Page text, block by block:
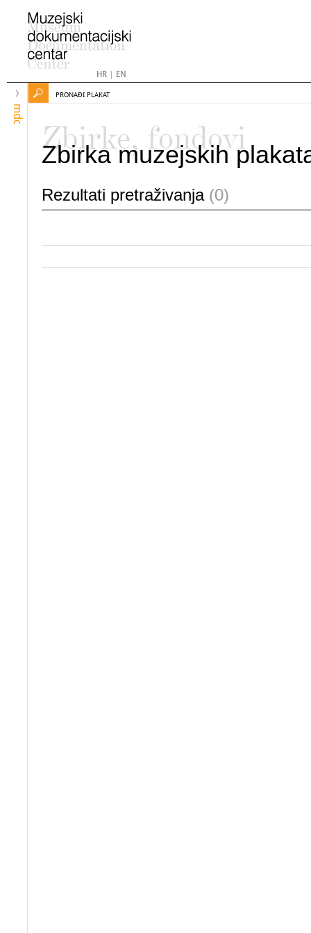
HR| EN
mdc
PRONAĐI PLAKAT
Zbirke, fondovi
Zbirka muzejskih
Rezultati pretraživanja (0)